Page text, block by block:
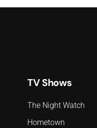
TV Shows
The Night Watch
Hometown